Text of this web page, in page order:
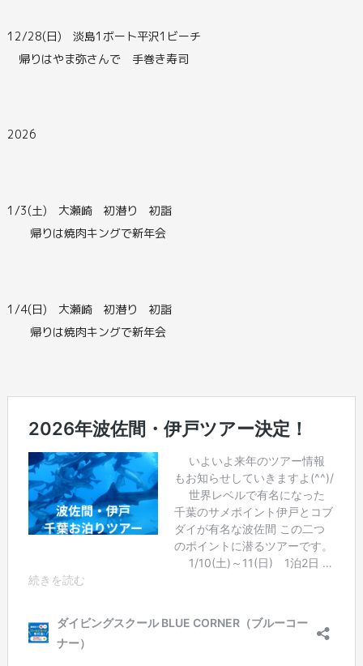
12/28(日) 淡島1ボート平沢1ビーチ
帰りはやま弥さんで 手巻き寿司
2026
1/3(土) 大瀬崎 初潜り 初詣
帰りは焼肉キングで新年会
1/4(日) 大瀬崎 初潜り 初詣
帰りは焼肉キングで新年会